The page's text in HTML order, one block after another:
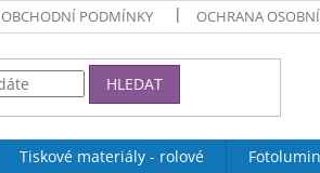
OBCHODNÍ PODMÍNKY OCHRANA
HLEDAT
Tiskové materiály - rolové